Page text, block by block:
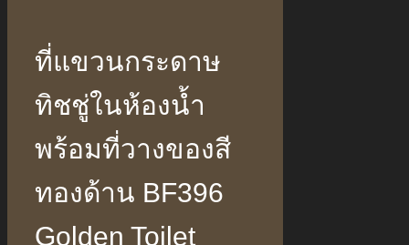
ที่แขวนกระดาษ
ทิชชู่ในห้องน้ำ
พร้อมที่วางของสี
ทองด้าน BF396
Golden Toilet